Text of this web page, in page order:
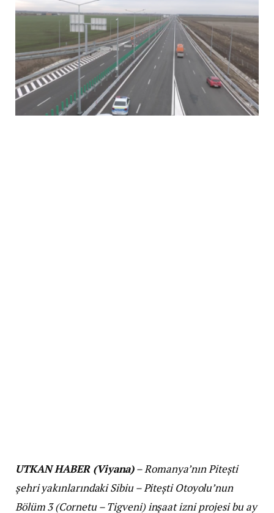
UTKAN HABER (Viyana)– Romanya’nın Pitești
şehri yakınlarındaki Sibiu – Pitești Otoyolu’nun
Bölüm 3 (Cornetu – Tigveni) inşaat izni projesi bu ay